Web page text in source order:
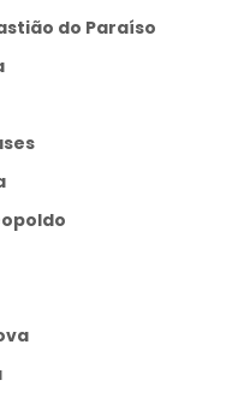
do Paraíso